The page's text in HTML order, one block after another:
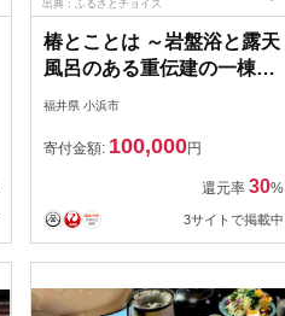
出典：ふるさとチョイス
椿とことは ～岩盤浴と露天
風呂のある重伝建の一棟貸
し町家～ 宿泊券 30,000円
浜市 / 椿とことは
福井県 小浜市
寄付金額: 100,000円
還元率 30%
3サイトで掲載中